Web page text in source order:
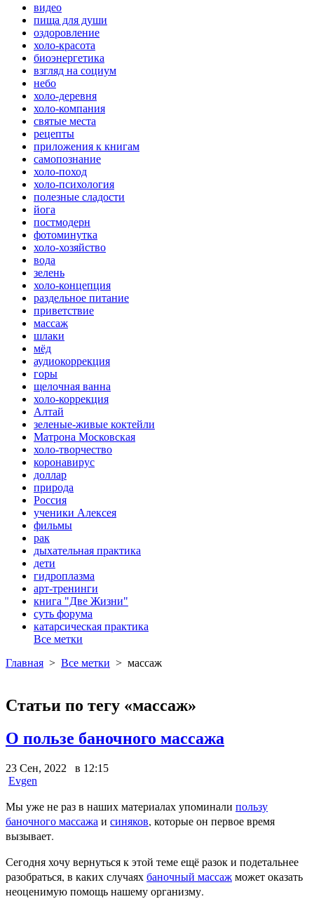
видео
пища для души
оздоровление
холо-красота
биоэнергетика
взгляд на социум
небо
холо-деревня
холо-компания
святые места
рецепты
приложения к книгам
самопознание
холо-поход
холо-психология
полезные сладости
йога
постмодерн
фотоминутка
холо-хозяйство
вода
зелень
холо-концепция
раздельное питание
приветствие
массаж
шлаки
мёд
аудиокоррекция
горы
щелочная ванна
холо-коррекция
Алтай
зеленые-живые коктейли
Матрона Московская
холо-творчество
коронавирус
доллар
природа
Россия
ученики Алексея
фильмы
рак
дыхательная практика
дети
гидроплазма
арт-тренинги
книга "Две Жизни"
суть форума
катарсическая практика
Все метки
Главная > Все метки > массаж
Статьи по тегу «массаж»
О пользе баночного массажа
23 Сен, 2022 в 12:15
Evgen
Мы уже не раз в наших материалах упоминали пользу
баночного массажа и синяков, которые он первое время
вызывает.
Сегодня хочу вернуться к этой теме ещё разок и подетальнее
разобраться, в каких случаяхбаночный массажможет оказать
неоценимую помощь нашему организму.